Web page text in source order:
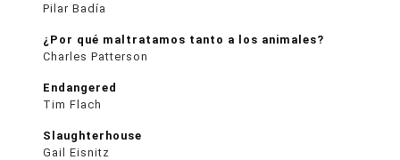
Pilar Badía
¿Por qué maltratamos tanto a los animales?
Charles Patterson
Endangered
Tim Flach
Slaughterhouse
Gail Eisnitz